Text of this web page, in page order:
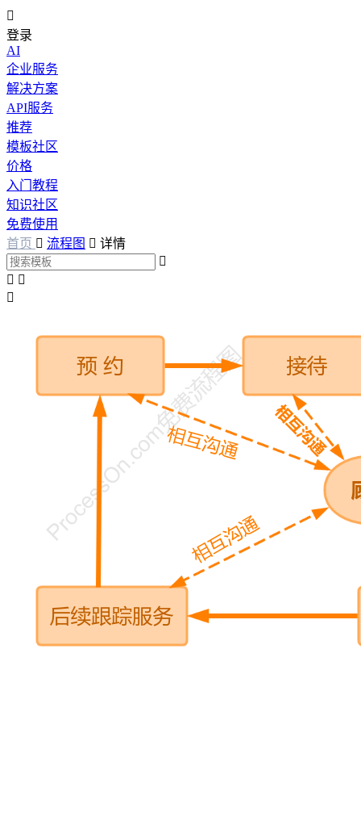

登录
AI
企业服务
解决方案
API服务
推荐
模板社区
价格
入门教程
知识社区
免费使用
首页  流程图  详情

 
